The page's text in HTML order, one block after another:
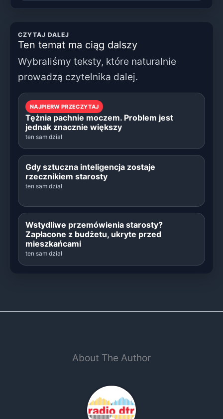
CZYTAJ DALEJ
Ten temat ma ciąg dalszy
Wybraliśmy teksty, które naturalnie
prowadzą czytelnika dalej.
NAJPIERW PRZECZYTAJ
Tężnia pachnie moczem. Problem jest
jednak znacznie większy
ten sam dział
Gdy sztuczna inteligencja zostaje
rzecznikiem starosty
ten sam dział
Wstydliwe przemówienia starosty?
Zapłacone z budżetu, ukryte przed
mieszkańcami
ten sam dział
About The Author